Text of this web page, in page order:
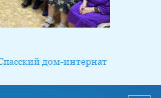
дом-интернат